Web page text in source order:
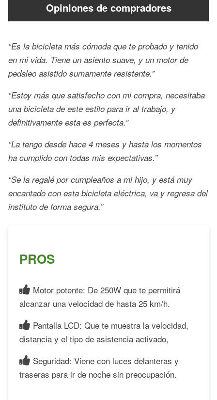
Opiniones de compradores
“Es la bicicleta más cómoda que te probado y tenido
en mi vida. Tiene un asiento suave, y un motor de
pedaleo asistido sumamente resistente.”
“Estoy más que satisfecho con mi compra, necesitaba
una bicicleta de este estilo para ir al trabajo, y
definitivamente esta es perfecta.”
“La tengo desde hace 4 meses y hasta los momentos
ha cumplido con todas mis expectativas.”
“Se la regalé por cumpleaños a mi hijo, y está muy
encantado con esta bicicleta eléctrica, va y regresa del
instituto de forma segura.”
PROS
Motor potente: De 250W que te permitirá
alcanzar una velocidad de hasta 25 km/h.
Pantalla LCD: Que te muestra la velocidad,
distancia y el tipo de asistencia activado,
Seguridad: Viene con luces delanteras y
traseras para ir de noche sin preocupación.